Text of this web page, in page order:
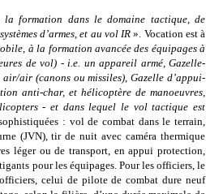
la formation dans le domaine tactique, de
d’armes, et au vol IR». Vocation est à
à la formation avancée des équipages à
de vol) - i.e. un appareil armé, Gazelle-
air (canons ou missiles), Gazelle d’appui-
anti-char, et hélicoptère de manoeuvres,
- et dans lequel le vol tactique est
: vol de combat dans le terrain,
(JVN), tir de nuit avec caméra thermique
léger ou de transport, en appui protection,
pour les équipages. Pour les officiers, le
celui de pilote de combat dure neuf